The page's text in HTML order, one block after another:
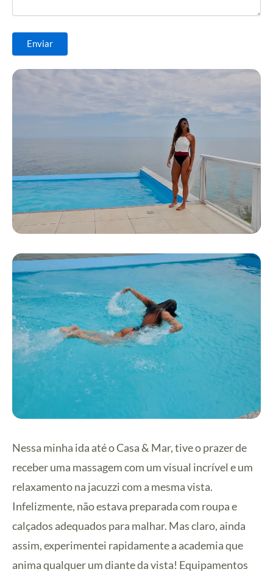
Nessa minha ida até o Casa & Mar, tive o prazer de
receber uma massagem com um visual incrível e um
relaxamento na jacuzzi com a mesma vista.
Infelizmente, não estava preparada com roupa e
calçados adequados para malhar. Mas claro, ainda
assim, experimentei rapidamente a academia que
anima qualquer um diante da vista! Equipamentos